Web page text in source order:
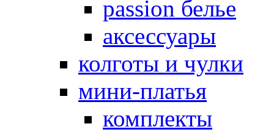
passion белье
аксессуары
колготы и чулки
мини-платья
комплекты